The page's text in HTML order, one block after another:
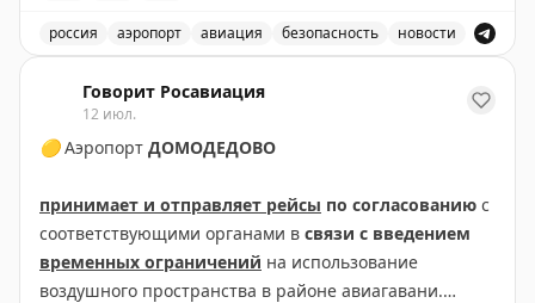
россия аэропорт авиация безопасность новости
Говорит Росавиация
12 июл.
🟡Аэропорт ДОМОДЕДОВО
принимает и отправляет рейсы по согласованию с
соответствующими органами в связи с введением
временных ограничений на использование
воздушного пространства в районе авиагавани.